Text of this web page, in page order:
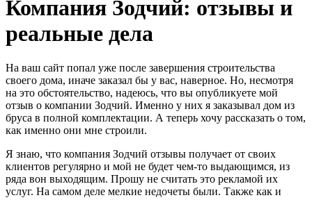
Компания Зодчий: отзывы и
реальные дела
На ваш сайт попал уже после завершения строительства
своего дома, иначе заказал бы у вас, наверное. Но, несмотря
на это обстоятельство, надеюсь, что вы опубликуете мой
отзыв о компании Зодчий. Именно у них я заказывал дом из
бруса в полной комплектации. А теперь хочу рассказать о том,
как именно они мне строили.
Я знаю, что компания Зодчий отзывы получает от своих
клиентов регулярно и мой не будет чем-то выдающимся, из
ряда вон выходящим. Прошу не считать это рекламой их
услуг. На самом деле мелкие недочеты были. Также как и